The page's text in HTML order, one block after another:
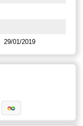
29/01/2019